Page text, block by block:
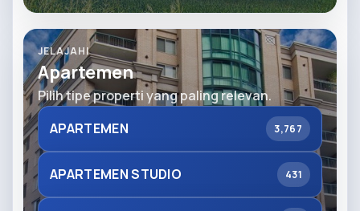
JELAJAHI
Apartemen
Pilih tipe properti yang paling relevan.
APARTEMEN
3,767
APARTEMEN STUDIO 431